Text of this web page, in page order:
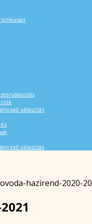
választás
választás
ovoda-hazirend-2020-